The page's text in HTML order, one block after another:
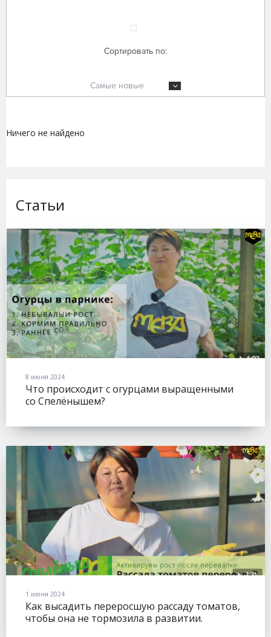
Сортировать по:
Самые новые
Ничего не найдено
Статьи
8 июня 2024
Что происходит с огурцами выращенными
со Спелёнышем?
1 июня 2024
Как высадить переросшую рассаду томатов,
чтобы она не тормозила в развитии.